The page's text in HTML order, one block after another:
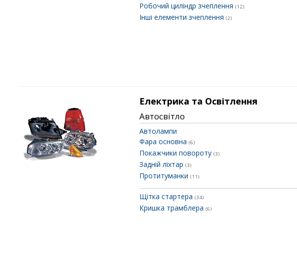
Робочий циліндр зчеплення (12)
Інші елементи зчеплення (2)
Електрика та Освітлення
Автосвітло
Автолампи
Фара основна (6)
Покажчики повороту (3)
Задній ліхтар (3)
Протитуманки (11)
Щітка стартера (34)
Кришка трамблера (6)